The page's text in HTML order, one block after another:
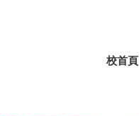
校首頁